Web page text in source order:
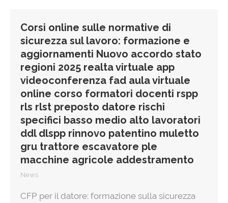
Corsi online sulle normative di
sicurezza sul lavoro: formazione e
aggiornamenti Nuovo accordo stato
regioni 2025 realta virtuale app
videoconferenza fad aula virtuale
online corso formatori docenti rspp
rls rlst preposto datore rischi
specifici basso medio alto lavoratori
ddl dlspp rinnovo patentino muletto
gru trattore escavatore ple
macchine agricole addestramento
News
CFP per il datore: formazione sulla sicurezza